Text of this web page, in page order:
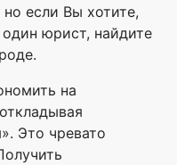
но если Вы хотите,
юрист, найдите
на
Это чревато